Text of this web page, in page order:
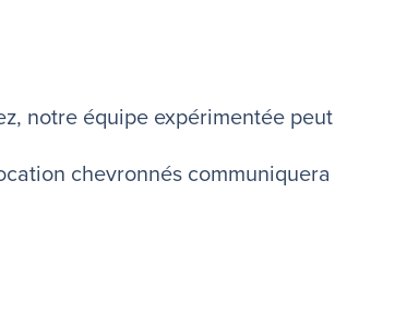
notre équipe expérimentée peut
chevronnés communiquera